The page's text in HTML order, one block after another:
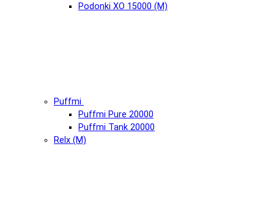
Podonki XO 15000 (М)
Puffmi
Puffmi Pure 20000
Puffmi Tank 20000
Relx (М)